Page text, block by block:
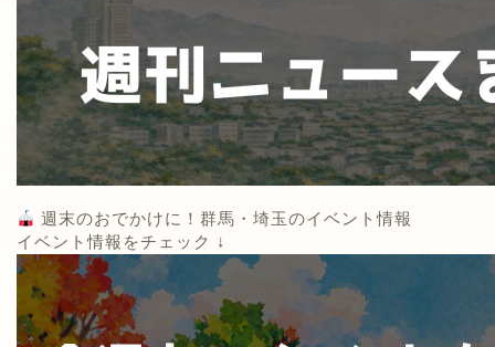
週末のおでかけに！群馬・埼玉のイベント情報
イベント情報をチェック ↓